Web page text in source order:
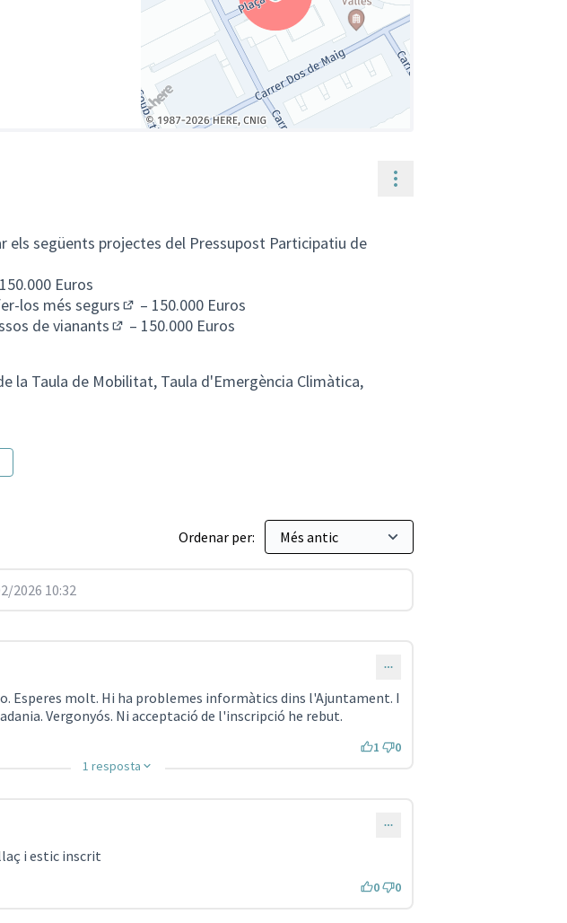
Controls de recursos
els següents projectes del Pressupost Participatiu de
en una pestanya nova)
Euros
los més segurs
(Obrir en una pestanya nova)
– 150.000 Euros
de vianants
– 150.000 Euros
la Taula de Mobilitat, Taula d'Emergència Climàtica,
Ordenar per:
2026 10:32
Esperes molt. Hi ha problemes informàtics dins l'Ajuntament. I
Vergonyós. Ni acceptació de l'inscripció he rebut.
1
0
1 resposta
i estic inscrit
0 0